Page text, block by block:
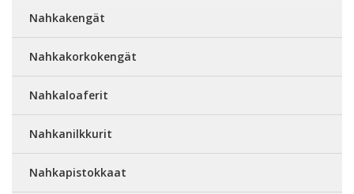
Nahkakengät
Nahkakorkokengät
Nahkaloaferit
Nahkanilkkurit
Nahkapistokkaat